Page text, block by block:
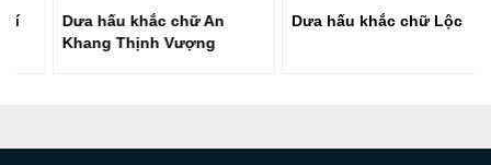
Dưa hấu khắc chữ An
Khang Thịnh Vượng
Dưa hấu khắc chữ Lộc